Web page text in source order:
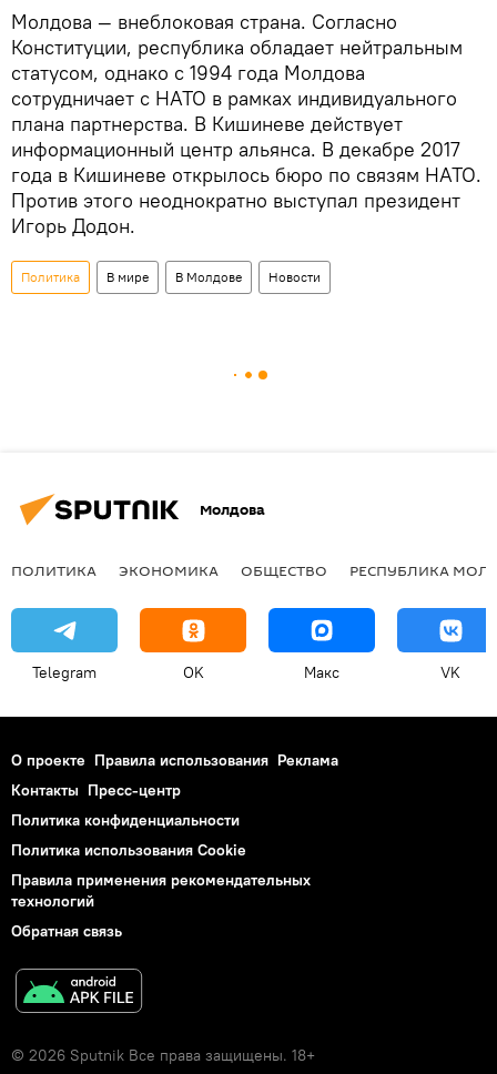
Молдова — внеблоковая страна. Согласно
Конституции, республика обладает нейтральным
статусом, однако с 1994 года Молдова
сотрудничает с НАТО в рамках индивидуального
плана партнерства. В Кишиневе действует
информационный центр альянса. В декабре 2017
года в Кишиневе открылось бюро по связям НАТО.
Против этого неоднократно выступал президент
Игорь Додон.
Политика В мире В Молдове Новости
Молдова
ПОЛИТИКА ЭКОНОМИКА ОБЩЕСТВО РЕСПУБЛИКА
Telegram OK Макс VK
О проекте Правила использования Реклама
Контакты Пресс-центр
Политика конфиденциальности
Политика использования Cookie
Правила применения рекомендательных
технологий
Обратная связь
© 2026 Sputnik Все права защищены. 18+